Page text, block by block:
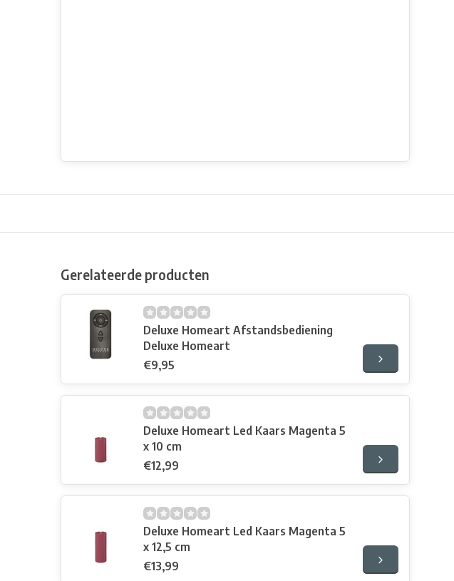
Gerelateerde producten
Deluxe Homeart Afstandsbediening
Deluxe Homeart
€9,95
Deluxe Homeart Led Kaars Magenta 5
x 10 cm
€12,99
Deluxe Homeart Led Kaars Magenta 5
x 12,5 cm
€13,99